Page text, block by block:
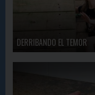
DERRIBANDO EL TEMOR